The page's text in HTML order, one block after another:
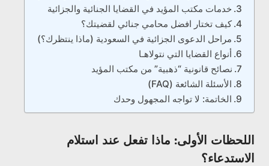
خدمات مكتب المؤيد في القضايا الجنائية والجزائية
كيف تختار افضل محامي جنائي لقضيتك؟
مراحل الدعوى الجزائية في السعودية (ماذا ينتظرك؟)
أنواع القضايا التي نتولاهـا
نصائح قانونية “ذهبية” من مكتب المؤيد
الأسئلة الشائعة (FAQ)
الخاتمة: لا تواجه المجهول وحدك
اللحظات الأولى: ماذا تفعل عند استلام
الاستدعاء؟